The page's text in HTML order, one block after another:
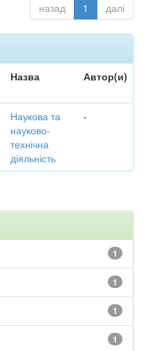
назад 1 далі
Назва Автор(и)
Наукова та
науково-
технічна
діяльність
-
1
1
1
1